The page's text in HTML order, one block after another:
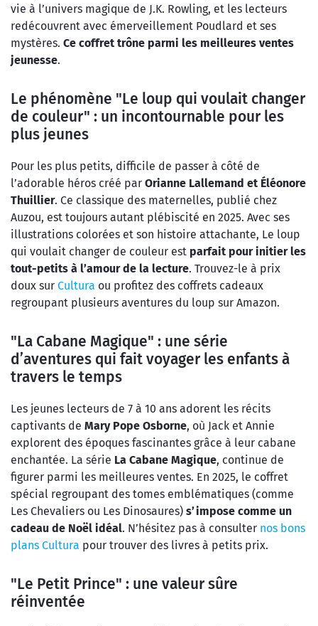
vie à l’univers magique de J.K. Rowling, et les lecteurs
redécouvrent avec émerveillement Poudlard et ses
mystères. Ce coffret trône parmi les meilleures ventes
jeunesse.
Le phénomène "Le loup qui voulait changer
de couleur" : un incontournable pour les
plus jeunes
Pour les plus petits, difficile de passer à côté de
l’adorable héros créé par Orianne Lallemand et Éléonore
Thuillier. Ce classique des maternelles, publié chez
Auzou, est toujours autant plébiscité en 2025. Avec ses
illustrations colorées et son histoire attachante, Le loup
qui voulait changer de couleur est parfait pour initier les
tout-petits à l’amour de la lecture. Trouvez-le à prix
doux sur Cultura ou profitez des coffrets cadeaux
regroupant plusieurs aventures du loup sur Amazon.
"La Cabane Magique" : une série
d’aventures qui fait voyager les enfants à
travers le temps
Les jeunes lecteurs de 7 à 10 ans adorent les récits
captivants de Mary Pope Osborne, où Jack et Annie
explorent des époques fascinantes grâce à leur cabane
enchantée. La série La Cabane Magique, continue de
figurer parmi les meilleures ventes. En 2025, le coffret
spécial regroupant des tomes emblématiques (comme
Les Chevaliers ou Les Dinosaures) s’impose comme un
cadeau de Noël idéal. N’hésitez pas à consulter nos bons
plans Cultura pour trouver des livres à petits prix.
"Le Petit Prince" : une valeur sûre
réinventée